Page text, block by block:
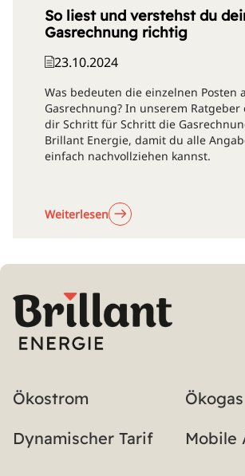
So liest und verstehst du
Gasrechnung richtig
23.10.2024
Was bedeuten die einzelnen Posten
Gasrechnung? In unserem
dir Schritt für Schritt die
Brillant Energie, damit du alle
einfach nachvollziehen kannst.
Weiterlesen
Ökostrom
Ökogas
Dynamischer Tarif
Mobile